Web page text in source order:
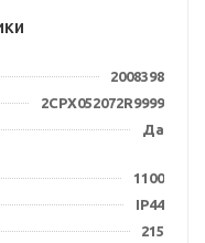
2008398
2CPX052072R9999
Да
1100
IP44
215